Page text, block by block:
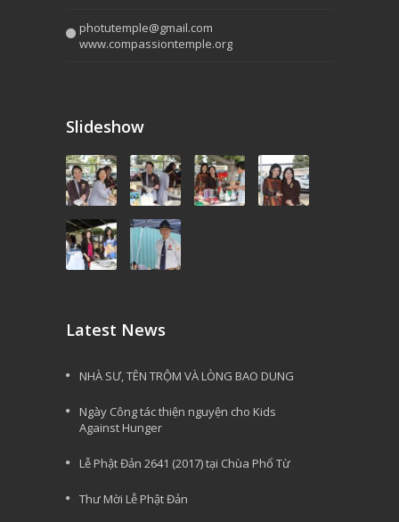
photutemple@gmail.com
www.compassiontemple.org
Slideshow
Latest News
NHÀ SƯ, TÊN TRỘM VÀ LÒNG BAO DUNG
Ngày Công tác thiện nguyện cho Kids
Against Hunger
Lễ Phật Đản 2641 (2017) tại Chùa Phổ Từ
Thư Mời Lễ Phật Đản